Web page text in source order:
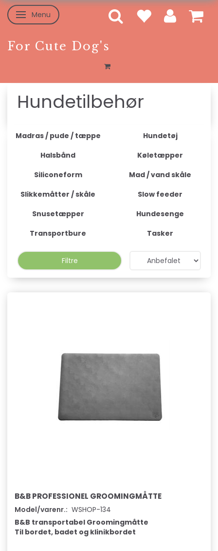
Skifte navigation
Menu
For Cute Dog's
Hundetilbehør
Madras / pude / tæppe
Hundetøj
Halsbånd
Køletæpper
Siliconeform
Mad / vand skåle
Slikkemåtter / skåle
Slow feeder
Snusetæpper
Hundesenge
Transportbure
Tasker
Filtre
B&B PROFESSIONEL GROOMINGMÅTTE
Model/varenr.: WSHOP-134
B&B transportabel Groomingmåtte
Til bordet, badet og klinikbordet